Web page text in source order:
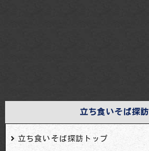
立ち食いそば探訪
立ち食いそば探訪トップ